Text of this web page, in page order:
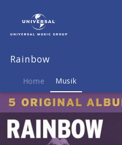
Original
Rainbow
Home Musik